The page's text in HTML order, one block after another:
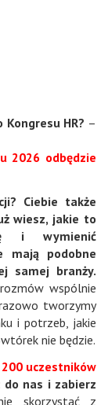
HR? –
2026 odbędzie
Ciebie także
wiesz, jakie to
i wymienić
mają podobne
samej branży.
wspólnie
tworzymy
i potrzeb, jakie
nie będzie.
200 uczestników
do nas i zabierz
skorzystać z